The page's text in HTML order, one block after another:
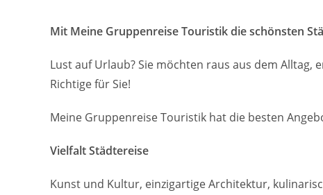
Mit Meine Gruppenreise Touristik die schönsten
Lust auf Urlaub? Sie möchten raus aus dem
Richtige für Sie!
Meine Gruppenreise Touristik hat die besten
Vielfalt Städtereise
Kunst und Kultur, einzigartige Architektur,